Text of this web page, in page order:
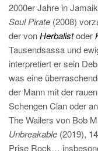
2000er Jahre in
Soul Pirate (2008)
der vonHerbalistoder
Tausendsassa und
interpretiert er sein
was eine
der Mann mit der
Schengen Clan oder
The Wailers von Bob
Unbreakable (2019),
Prise Rock…